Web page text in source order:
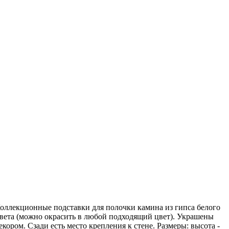
подставки для полочки камина из гипса белого
(можно окрасить в любой подходящий цвет). Украшены
Сзади есть место крепления к стене. Размеры: высота -